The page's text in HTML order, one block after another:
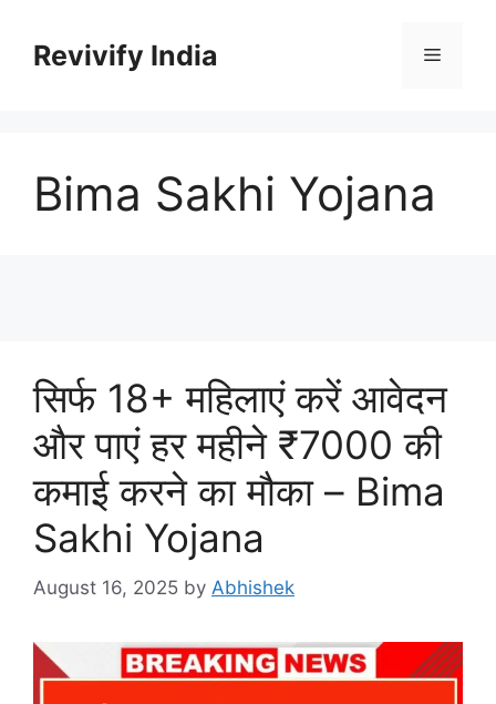
contentRevivify India Menu
Bima Sakhi Yojana
सिर्फ 18+ महिलाएं करें आवेदन
और पाएं हर महीने ₹7000 की
कमाई करने का मौका – Bima
Sakhi Yojana
August 16, 2025 by Abhishek